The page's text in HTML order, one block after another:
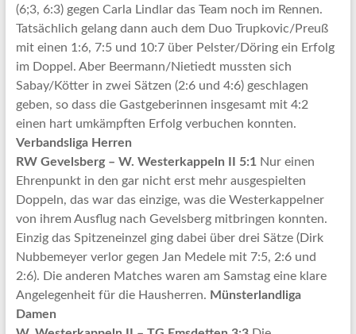
(6;3, 6:3) gegen Carla Lindlar das Team noch im Rennen.
Tatsächlich gelang dann auch dem Duo Trupkovic/Preuß
mit einen 1:6, 7:5 und 10:7 über Pelster/Döring ein Erfolg
im Doppel. Aber Beermann/Nietiedt mussten sich
Sabay/Kötter in zwei Sätzen (2:6 und 4:6) geschlagen
geben, so dass die Gastgeberinnen insgesamt mit 4:2
einen hart umkämpften Erfolg verbuchen konnten.
Verbandsliga Herren
RW Gevelsberg – W. Westerkappeln II 5:1 Nur einen
Ehrenpunkt in den gar nicht erst mehr ausgespielten
Doppeln, das war das einzige, was die Westerkappelner
von ihrem Ausflug nach Gevelsberg mitbringen konnten.
Einzig das Spitzeneinzel ging dabei über drei Sätze (Dirk
Nubbemeyer verlor gegen Jan Medele mit 7:5, 2:6 und
2:6). Die anderen Matches waren am Samstag eine klare
Angelegenheit für die Hausherren. Münsterlandliga
Damen